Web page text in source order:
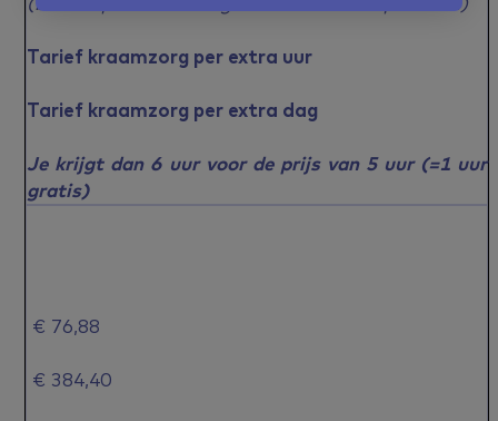
Tarief kraamzorg per extra uur
Tarief kraamzorg per extra dag
Je krijgt dan 6 uur voor de prijs van 5 uur (=1 uur
gratis)
€ 76,88
€ 384,40